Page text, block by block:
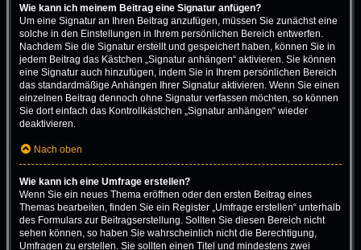
Wie kann ich meinem Beitrag eine Signatur anfügen?
Um eine Signatur an Ihren Beitrag anzufügen, müssen Sie zunächst eine
solche in den Einstellungen in Ihrem persönlichen Bereich entwerfen.
Nachdem Sie die Signatur erstellt und gespeichert haben, können Sie in
jedem Beitrag das Kästchen „Signatur anhängen“ aktivieren. Sie können
eine Signatur auch hinzufügen, indem Sie in Ihrem persönlichen Bereich
das standardmäßige Anhängen Ihrer Signatur aktivieren. Wenn Sie einen
einzelnen Beitrag dennoch ohne Signatur verfassen möchten, so können
Sie dort einfach das Kontrollkästchen „Signatur anhängen“ wieder
deaktivieren.
Nach oben
Wie kann ich eine Umfrage erstellen?
Wenn Sie ein neues Thema eröffnen oder den ersten Beitrag eines
Themas bearbeiten, finden Sie ein Register „Umfrage erstellen“ unterhalb
des Formulars zur Beitragserstellung. Sollten Sie diesen Bereich nicht
sehen können, so haben Sie wahrscheinlich nicht die Berechtigung,
Umfragen zu erstellen. Sie sollten einen Titel und mindestens zwei